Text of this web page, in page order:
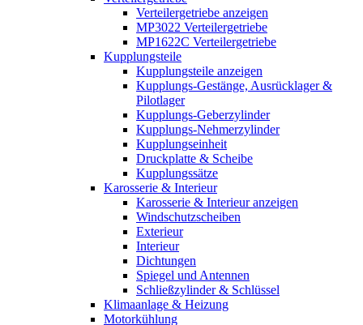
Verteilergetriebe anzeigen
MP3022 Verteilergetriebe
MP1622C Verteilergetriebe
Kupplungsteile
Kupplungsteile anzeigen
Kupplungs-Gestänge, Ausrücklager &
Pilotlager
Kupplungs-Geberzylinder
Kupplungs-Nehmerzylinder
Kupplungseinheit
Druckplatte & Scheibe
Kupplungssätze
Karosserie & Interieur
Karosserie & Interieur anzeigen
Windschutzscheiben
Exterieur
Interieur
Dichtungen
Spiegel und Antennen
Schließzylinder & Schlüssel
Klimaanlage & Heizung
Motorkühlung